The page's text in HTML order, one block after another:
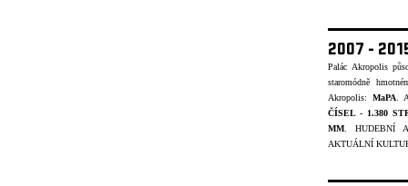
2007 -
Palác Akropolis
staromódně
Akropolis: MaPA.
ČÍSEL - 1.380
MM . HUDEBNÍ
AKTUÁLNÍ